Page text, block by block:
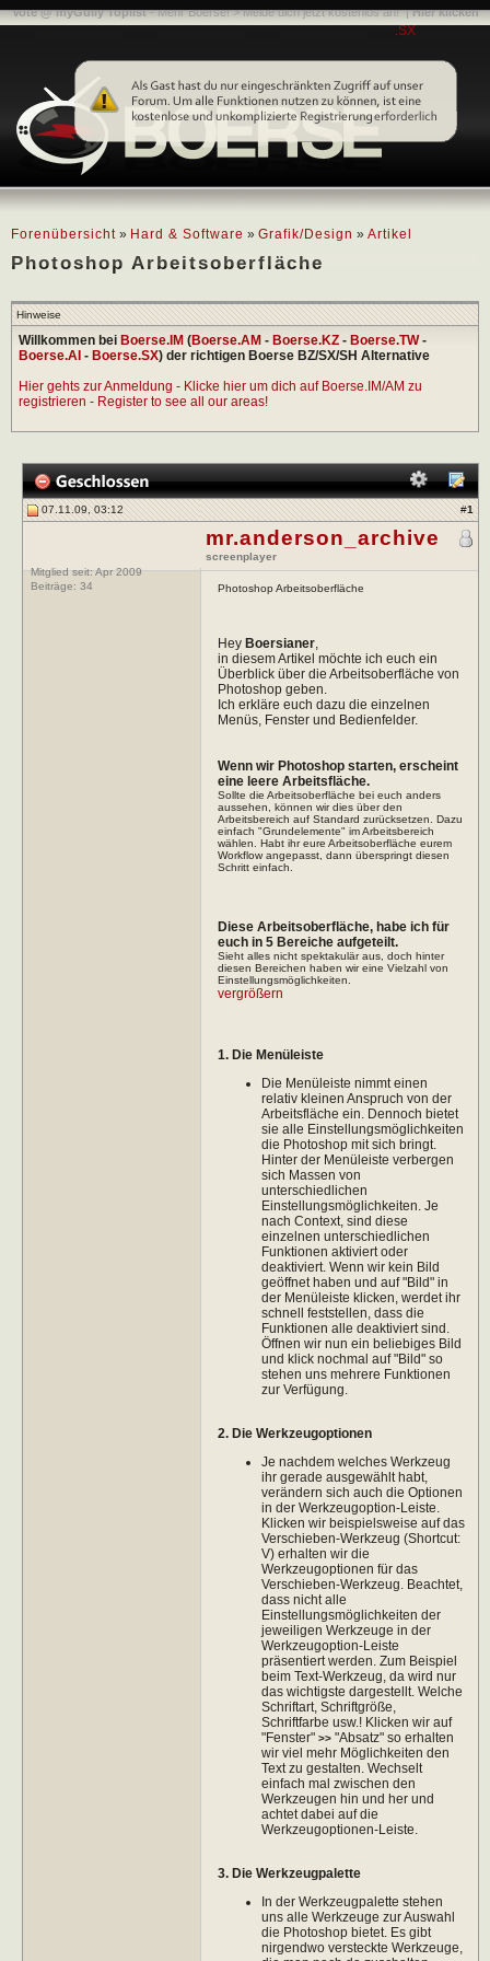
Vote @ myGully Toplist - Mehr Boerse! > Melde dich jetzt kostenlos an! |Hier klicken
.SX
Forenübersicht » Hard & Software » Grafik/Design » Artikel
Photoshop Arbeitsoberfläche
Hinweise
Willkommen bei Boerse.IM (Boerse.AM - Boerse.KZ - Boerse.TW-
Boerse.AI - Boerse.SX) der richtigen Boerse BZ/SX/SH Alternative
Hier gehts zur Anmeldung - Klicke hier um dich auf Boerse.IM/AM zu
registrieren - Register to see all our areas!
07.11.09, 03:12 #1
Mitglied seit: Apr 2009
Beiträge: 34
mr.anderson_archive
screenplayer
Photoshop Arbeitsoberfläche
Hey Boersianer,
in diesem Artikel möchte ich euch ein
Überblick über die Arbeitsoberfläche von
Photoshop geben.
Ich erkläre euch dazu die einzelnen
Menüs, Fenster und Bedienfelder.
Wenn wir Photoshop starten, erscheint
eine leere Arbeitsfläche.
Sollte die Arbeitsoberfläche bei euch anders
aussehen, können wir dies über den
Arbeitsbereich auf Standard zurücksetzen. Dazu
einfach "Grundelemente" im Arbeitsbereich
wählen. Habt ihr eure Arbeitsoberfläche eurem
Workflow angepasst, dann überspringt diesen
Schritt einfach.
Diese Arbeitsoberfläche, habe ich für
euch in 5 Bereiche aufgeteilt.
Sieht alles nicht spektakulär aus, doch hinter
diesen Bereichen haben wir eine Vielzahl von
Einstellungsmöglichkeiten.
vergrößern
1. Die Menüleiste
Die Menüleiste nimmt einen
relativ kleinen Anspruch von der
Arbeitsfläche ein. Dennoch bietet
sie alle Einstellungsmöglichkeiten
die Photoshop mit sich bringt.
Hinter der Menüleiste verbergen
sich Massen von
unterschiedlichen
Einstellungsmöglichkeiten. Je
nach Context, sind diese
einzelnen unterschiedlichen
Funktionen aktiviert oder
deaktiviert. Wenn wir kein Bild
geöffnet haben und auf "Bild" in
der Menüleiste klicken, werdet ihr
schnell feststellen, dass die
Funktionen alle deaktiviert sind.
Öffnen wir nun ein beliebiges Bild
und klick nochmal auf "Bild" so
stehen uns mehrere Funktionen
zur Verfügung.
2. Die Werkzeugoptionen
Je nachdem welches Werkzeug
ihr gerade ausgewählt habt,
verändern sich auch die Optionen
in der Werkzeugoption-Leiste.
Klicken wir beispielsweise auf das
Verschieben-Werkzeug (Shortcut:
V) erhalten wir die
Werkzeugoptionen für das
Verschieben-Werkzeug. Beachtet,
dass nicht alle
Einstellungsmöglichkeiten der
jeweiligen Werkzeuge in der
Werkzeugoption-Leiste
präsentiert werden. Zum Beispiel
beim Text-Werkzeug, da wird nur
das wichtigste dargestellt. Welche
Schriftart, Schriftgröße,
Schriftfarbe usw.! Klicken wir auf
"Fenster" >> "Absatz" so erhalten
wir viel mehr Möglichkeiten den
Text zu gestalten. Wechselt
einfach mal zwischen den
Werkzeugen hin und her und
achtet dabei auf die
Werkzeugoptionen-Leiste.
3. Die Werkzeugpalette
In der Werkzeugpalette stehen
uns alle Werkzeuge zur Auswahl
die Photoshop bietet. Es gibt
nirgendwo versteckte Werkzeuge,